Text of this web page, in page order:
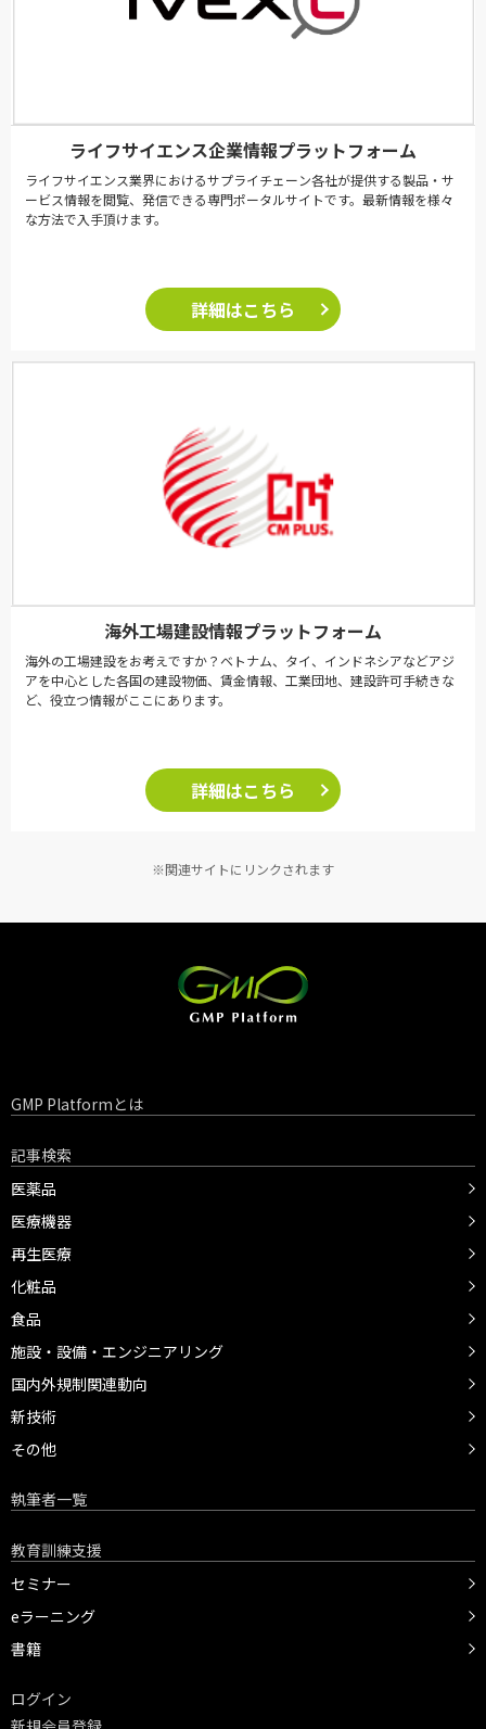
ライフサイエンス企業情報プラットフォーム
ライフサイエンス業界におけるサプライチェーン各社が提供する製品・サ
ービス情報を閲覧、発信できる専門ポータルサイトです。最新情報を様々
な方法で入手頂けます。
詳細はこちら
海外工場建設情報プラットフォーム
海外の工場建設をお考えですか？ベトナム、タイ、インドネシアなどアジ
アを中心とした各国の建設物価、賃金情報、工業団地、建設許可手続きな
ど、役立つ情報がここにあります。
詳細はこちら
※関連サイトにリンクされます
GMP Platformとは
記事検索
医薬品
医療機器
再生医療
化粧品
食品
施設・設備・エンジニアリング
国内外規制関連動向
新技術
その他
執筆者一覧
教育訓練支援
セミナー
eラーニング
書籍
ログイン